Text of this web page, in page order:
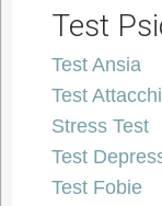
Test
Test Ansia
Test
Stress Test
Test
Test Fobie